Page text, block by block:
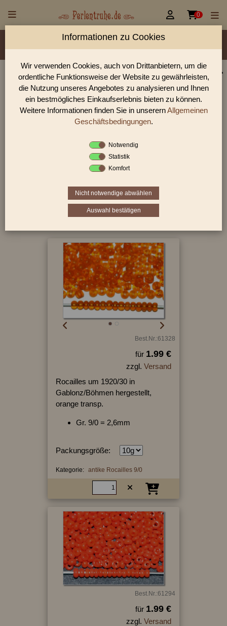
 0
Material/Glassorte Sorte/Form
Farbe
Rocailles Größen
Glasperlen, Rocailles, Holzperlen & Steinperlen |
Perlentruhe
Glasperlen, Rocailles und Preciosa Perlen aus Gablonz.
Entdecke Table-Cut-Perlen, gedrückte Perlen und antike
Sie befinden sich in folgender Kategorie:
9/0
Best.Nr.:61328
für 1.99 €
zzgl. Versand
Rocailles um 1920/30 in
Gablonz/Böhmen hergestellt,
orange transp.
Gr. 9/0 = 2,6mm
Packungsgröße:
Kategorie: antike Rocailles 9/0
Best.Nr.:61294
für 1.99 €
zzgl. Versand
Informationen zu Cookies
Wir verwenden Cookies, auch von Drittanbietern, um die
ordentliche Funktionsweise der Website zu gewährleisten,
die Nutzung unseres Angebotes zu analysieren und Ihnen
ein bestmögliches Einkaufserlebnis bieten zu können.
Weitere Informationen finden Sie in unserernAllgemeinen
Geschäftsbedingungen.
Notwendig
Statistik
Komfort
Nicht notwendige abwählen
Auswahl bestätigen